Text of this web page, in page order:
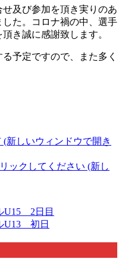
及び参加を頂き実りのあ
た。コロナ禍の中、選手
き誠に感謝致します。
予定ですので、また多く
(新しいウィンドウで開き
ックしてください (新し
U15 2日目
U13 初日